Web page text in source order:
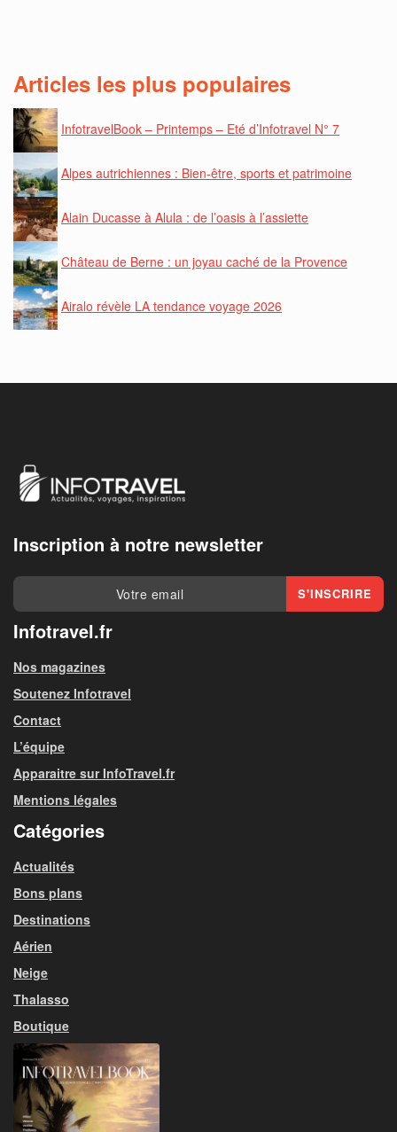
Articles les plus populaires
InfotravelBook – Printemps – Eté d’Infotravel N° 7
Alpes autrichiennes : Bien-être, sports et patrimoine
Alain Ducasse à Alula : de l’oasis à l’assiette
Château de Berne : un joyau caché de la Provence
Airalo révèle LA tendance voyage 2026
Inscription à notre newsletter
Infotravel.fr
Nos magazines
Soutenez Infotravel
Contact
L’équipe
Apparaitre sur InfoTravel.fr
Mentions légales
Catégories
Actualités
Bons plans
Destinations
Aérien
Neige
Thalasso
Boutique